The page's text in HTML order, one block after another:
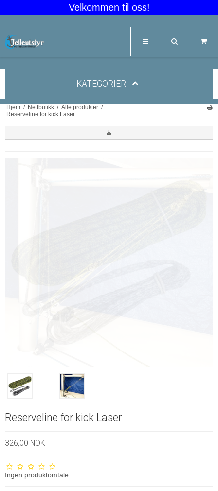
Velkommen til oss!
KATEGORIER
Hjem / Nettbutikk / Alle produkter /
Reserveline for kick Laser
Reserveline for kick Laser
326,00 NOK
Ingen produktomtale